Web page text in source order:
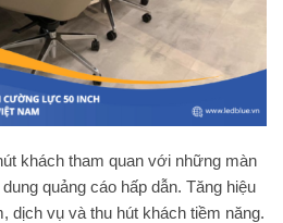
khách tham quan với những màn
quảng cáo hấp dẫn. Tăng hiệu
dịch vụ và thu hút khách tiềm năng.